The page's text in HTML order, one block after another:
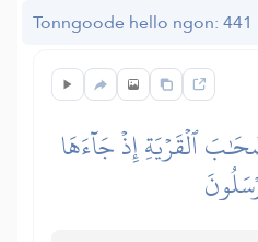
Tonngoode hello ngon: 441
ٱلۡقَرۡيَةِ إِذۡ جَآءَهَا